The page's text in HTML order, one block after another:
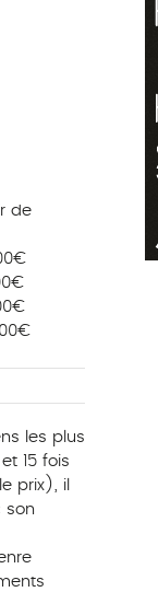
de
les plus
15 fois
prix), il
son